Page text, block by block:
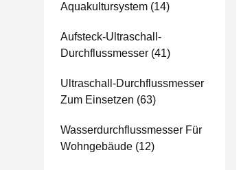
Aquakultursystem (14)
Aufsteck-Ultraschall-
Durchflussmesser (41)
Ultraschall-Durchflussmesser
Zum Einsetzen (63)
Wasserdurchflussmesser Für
Wohngebäude (12)